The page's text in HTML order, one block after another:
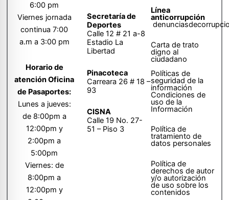
6:00 pm
Viernes jornada
continua 7:00
a.m a 3:00 pm
Horario de
atención Oficina
de Pasaportes:
Lunes a jueves:
de 8:00pm a
12:00pm y
2:00pm a
5:00pm
Viernes: de
8:00pm a
12:00pm y
Secretaría de
Deportes
Calle 12 # 21 a-8
Estadio La
Libertad
Pinacoteca
Carreara 26 # 18 –
93
CISNA
Calle 19 No. 27-
51 – Piso 3
Línea
anticorrupción
Carta de trato
digno al
ciudadano
Políticas de
seguridad de la
información
Condiciones de
uso de la
Información
Política de
tratamiento de
datos personales
Política de
derechos de autor
y/o autorización
de uso sobre los
contenidos